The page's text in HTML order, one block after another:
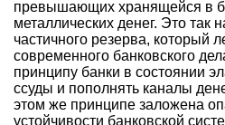
превышающих хранящейся в
металлических денег. Это так
частичного резерва, который
современного банковского
принципу банки в состоянии
ссуды и пополнять каналы
этом же принципе заложена
устойчивости банковской